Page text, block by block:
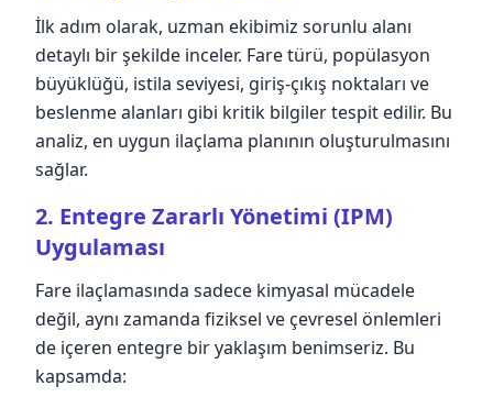
İlk adım olarak, uzman ekibimiz sorunlu alanı
detaylı bir şekilde inceler. Fare türü, popülasyon
büyüklüğü, istila seviyesi, giriş-çıkış noktaları ve
beslenme alanları gibi kritik bilgiler tespit edilir. Bu
analiz, en uygun ilaçlama planının oluşturulmasını
sağlar.
2. Entegre Zararlı Yönetimi (IPM)
Uygulaması
Fare ilaçlamasında sadece kimyasal mücadele
değil, aynı zamanda fiziksel ve çevresel önlemleri
de içeren entegre bir yaklaşım benimseriz. Bu
kapsamda: